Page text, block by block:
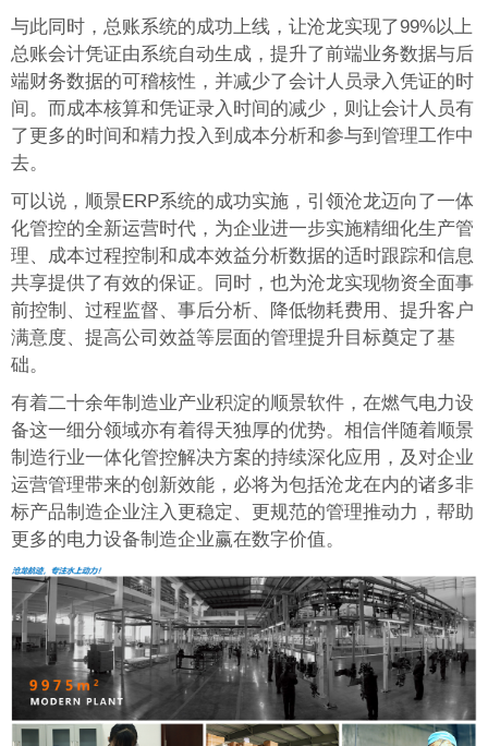
与此同时，总账系统的成功上线，让沧龙实现了99%以上
总账会计凭证由系统自动生成，提升了前端业务数据与后
端财务数据的可稽核性，并减少了会计人员录入凭证的时
间。而成本核算和凭证录入时间的减少，则让会计人员有
了更多的时间和精力投入到成本分析和参与到管理工作中
去。
可以说，顺景ERP系统的成功实施，引领沧龙迈向了一体
化管控的全新运营时代，为企业进一步实施精细化生产管
理、成本过程控制和成本效益分析数据的适时跟踪和信息
共享提供了有效的保证。同时，也为沧龙实现物资全面事
前控制、过程监督、事后分析、降低物耗费用、提升客户
满意度、提高公司效益等层面的管理提升目标奠定了基
础。
有着二十余年制造业产业积淀的顺景软件，在燃气电力设
备这一细分领域亦有着得天独厚的优势。相信伴随着顺景
制造行业一体化管控解决方案的持续深化应用，及对企业
运营管理带来的创新效能，必将为包括沧龙在内的诸多非
标产品制造企业注入更稳定、更规范的管理推动力，帮助
更多的电力设备制造企业赢在数字价值。